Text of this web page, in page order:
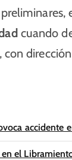
cuando
con
accidente
el